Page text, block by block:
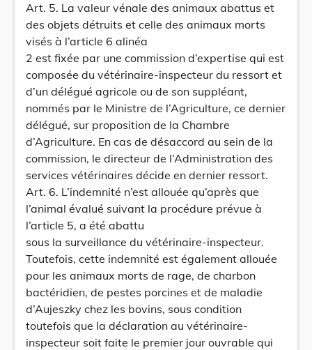
Art. 5. La valeur vénale des animaux abattus et
des objets détruits et celle des animaux morts
visés à l’article 6 alinéa
2 est fixée par une commission d’expertise qui est
composée du vétérinaire-inspecteur du ressort et
d’un délégué agricole ou de son suppléant,
nommés par le Ministre de l’Agriculture, ce dernier
délégué, sur proposition de la Chambre
d’Agriculture. En cas de désaccord au sein de la
commission, le directeur de l’Administration des
services vétérinaires décide en dernier ressort.
Art. 6. L’indemnité n’est allouée qu’après que
l’animal évalué suivant la procédure prévue à
l’article 5, a été abattu
sous la surveillance du vétérinaire-inspecteur.
Toutefois, cette indemnité est également allouée
pour les animaux morts de rage, de charbon
bactéridien, de pestes porcines et de maladie
d’Aujeszky chez les bovins, sous condition
toutefois que la déclaration au vétérinaire-
inspecteur soit faite le premier jour ouvrable qui